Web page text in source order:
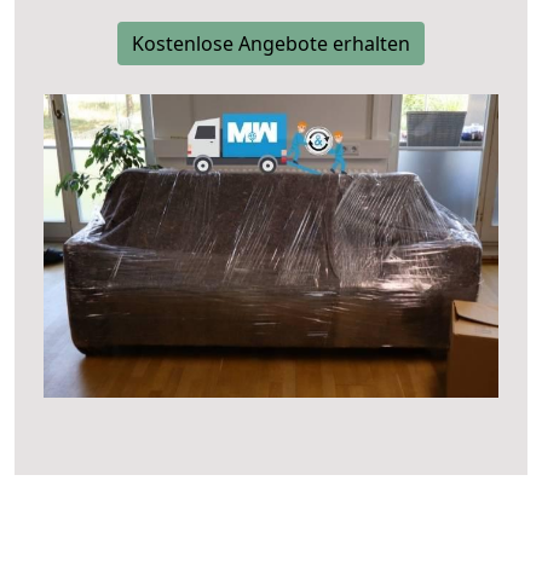
Kostenlose Angebote erhalten